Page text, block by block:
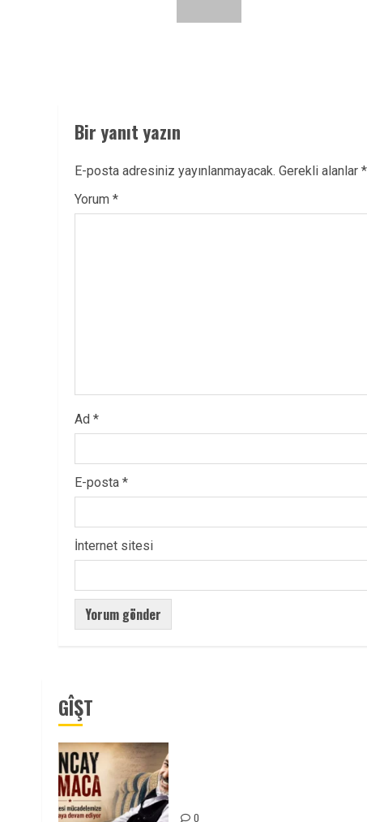
Bir yanıt yazın
E-posta adresiniz yayınlanmayacak. Gerekli alanlar *
Yorum *
Ad *
E-posta *
İnternet sitesi
GÎŞT
0